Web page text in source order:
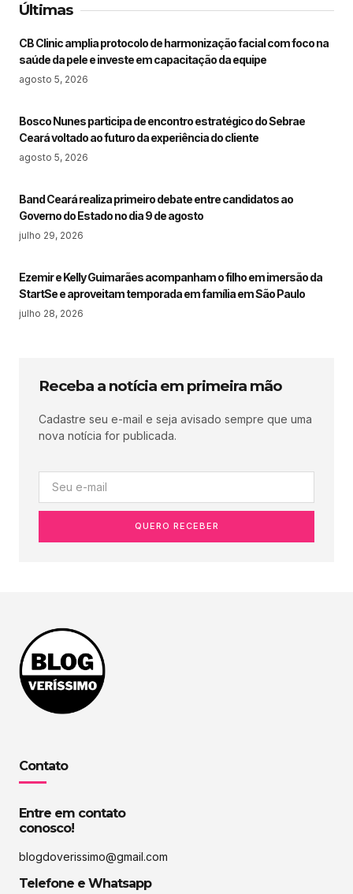
Últimas
CB Clinic amplia protocolo de harmonização facial com foco na
saúde da pele e investe em capacitação da equipe
agosto 5, 2026
Bosco Nunes participa de encontro estratégico do Sebrae
Ceará voltado ao futuro da experiência do cliente
agosto 5, 2026
Band Ceará realiza primeiro debate entre candidatos ao
Governo do Estado no dia 9 de agosto
julho 29, 2026
Ezemir e Kelly Guimarães acompanham o filho em imersão da
StartSe e aproveitam temporada em família em São Paulo
julho 28, 2026
Receba a notícia em primeira mão
Cadastre seu e-mail e seja avisado sempre que uma
nova notícia for publicada.
QUERO RECEBER
Contato
Entre em contato
conosco!
blogdoverissimo@gmail.com
Telefone e Whatsapp